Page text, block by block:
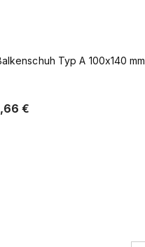
Typ A 100x200mm
€